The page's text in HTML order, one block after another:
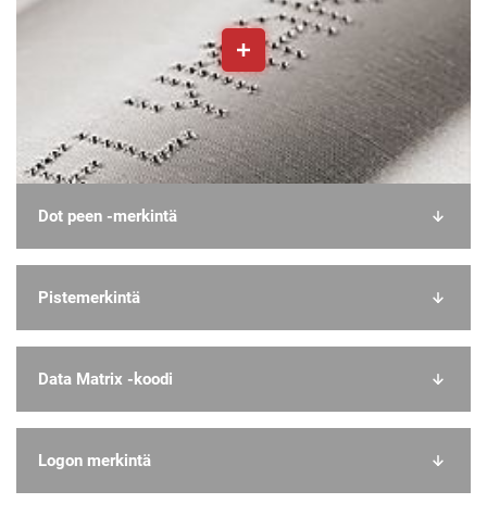
Dot peen -merkintä
Pistemerkintä
Data Matrix -koodi
Logon merkintä